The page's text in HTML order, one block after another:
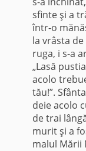
sfinte şi a
într-o
la vrâsta
ruga, i s-a
„Lasă
acolo
tău!”.
deie acolo
de trai
murit şi a
malul Mării